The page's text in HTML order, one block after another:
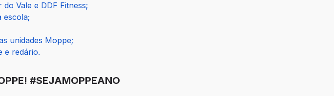
Vale e DDF Fitness;
escola;
unidades Moppe;
e redário.
#SEJAMOPPEANO